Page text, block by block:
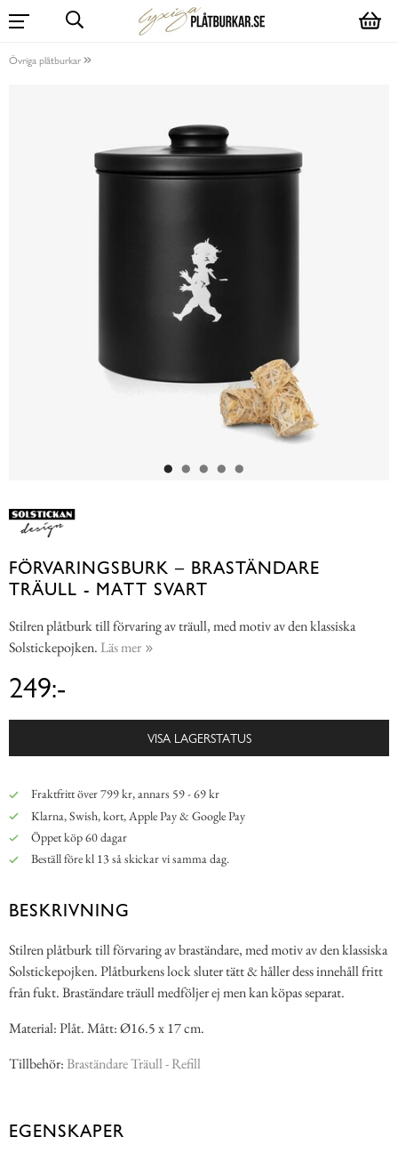
Övriga plåtburkar
FÖRVARINGSBURK – BRASTÄNDARE
TRÄULL - MATT SVART
Stilren plåtburk till förvaring av träull, med motiv av den klassiska
Solstickepojken. Läs mer
249:-
VISA LAGERSTATUS
Fraktfritt över 799 kr, annars 59 - 69 kr
Klarna, Swish, kort, Apple Pay & Google Pay
Öppet köp 60 dagar
Beställ före kl 13 så skickar vi samma dag.
BESKRIVNING
Stilren plåtburk till förvaring av braständare, med motiv av den klassiska
Solstickepojken. Plåtburkens lock sluter tätt & håller dess innehåll fritt
från fukt. Braständare träull medföljer ej men kan köpas separat.
Material: Plåt. Mått: Ø16.5 x 17 cm.
Tillbehör:Braständare Träull - Refill
EGENSKAPER